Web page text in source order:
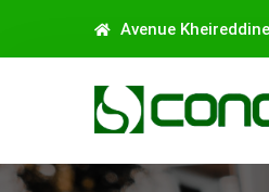
Avenue